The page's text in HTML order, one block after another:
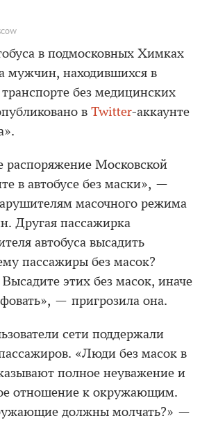
в подмосковных Химках
мужчин, находившихся в
без медицинских
в Twitter-аккаунте
распоряжение Московской
в автобусе без маски», —
масочного режима
Другая пассажирка
автобуса высадить
пассажиры без масок?
этих без масок, иначе
— пригрозила она.
сети поддержали
«Люди без масок в
полное неуважение и
отношение к окружающим.
должны молчать?» —